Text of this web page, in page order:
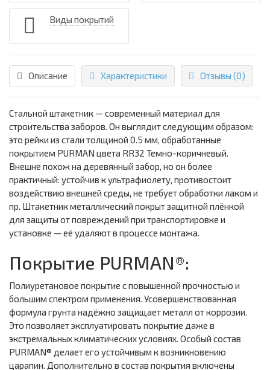
Виды покрытий
Описание Характеристики Отзывы (0)
Стальной штакетник — современный материал для
строительства заборов. Он выглядит следующим образом:
это рейки из стали толщиной 0.5 мм, обработанные
покрытием PURMAN цвета RR32 Темно-коричневый.
Внешне похож на деревянный забор, но он более
практичный: устойчив к ультрафиолету, противостоит
воздействию внешней среды, не требует обработки лаком и
пр. Штакетник металлический покрыт защитной плёнкой
для защиты от повреждений при транспортировке и
установке — её удаляют в процессе монтажа.
Покрытие PURMAN®:
Полиуретановое покрытие с повышенной прочностью и
большим спектром применения. Усовершенствованная
формула грунта надёжно защищает металл от коррозии.
Это позволяет эксплуатировать покрытие даже в
экстремальных климатических условиях. Особый состав
PURMAN® делает его устойчивым к возникновению
царапин. Дополнительно в состав покрытия включены